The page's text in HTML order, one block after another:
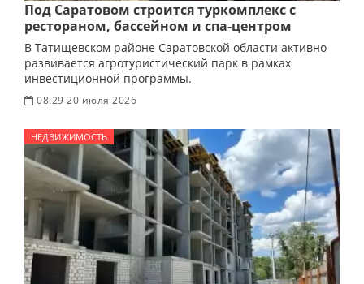
Под Саратовом строится туркомплекс с
рестораном, бассейном и спа-центром
В Татищевском районе Саратовской области активно
развивается агротуристический парк в рамках
инвестиционной программы.
08:29 20 июля 2026
НЕДВИЖИМОСТЬ